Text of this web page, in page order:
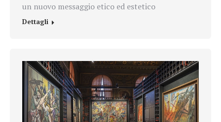
un nuovo messaggio etico ed estetico
Dettagli